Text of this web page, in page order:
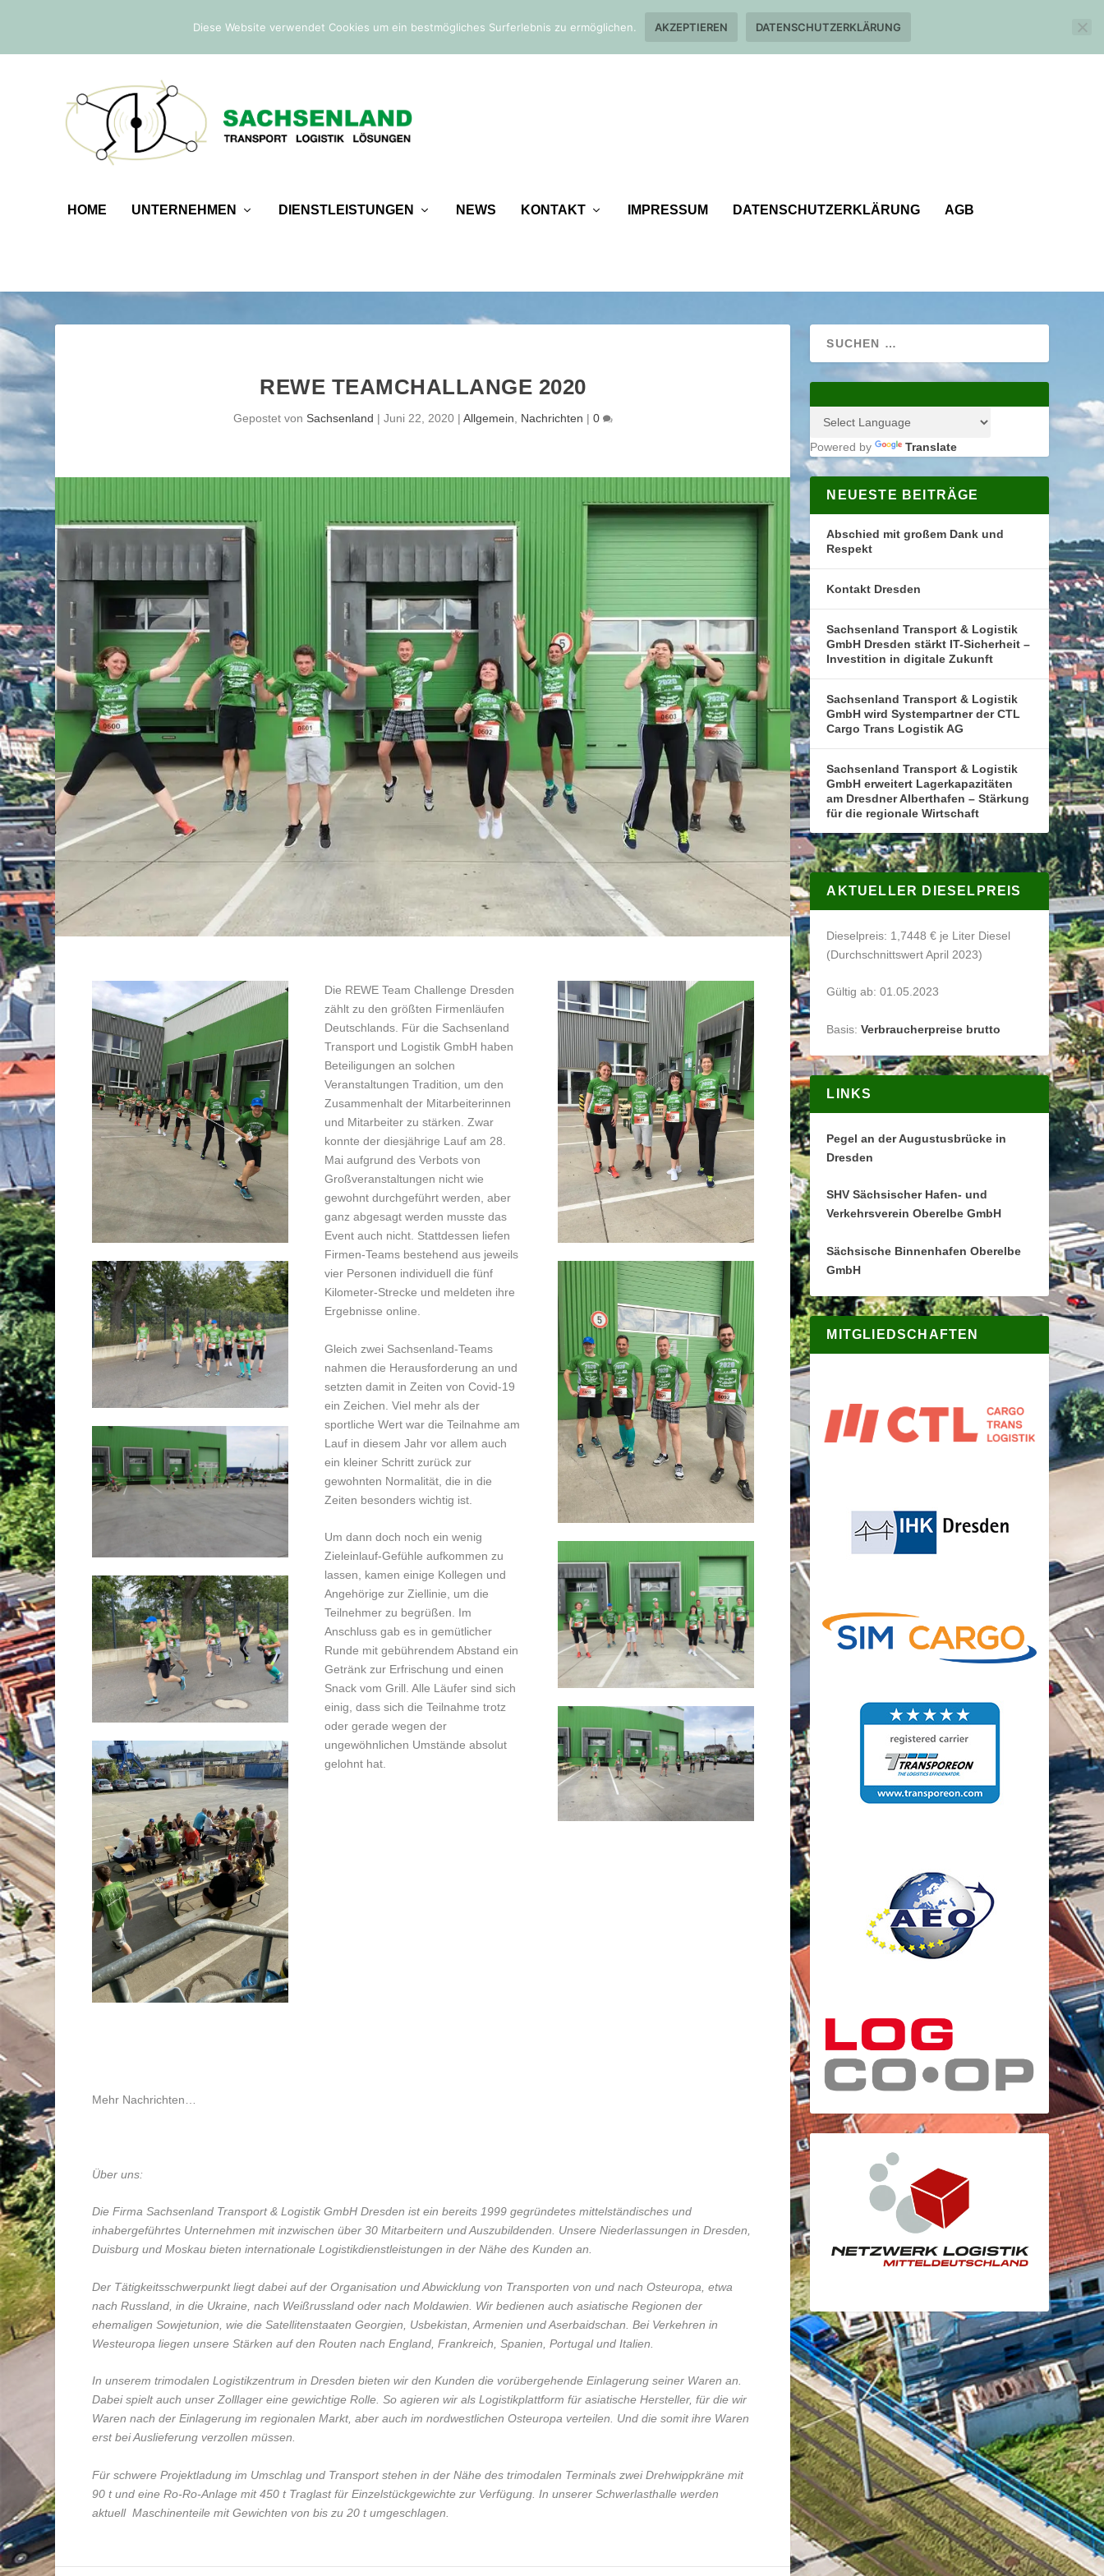
Befreiung von der Sicherheitsleistung
HOME UNTERNEHMEN DIENSTLEISTUNGEN NEWS KONTAKT IMPRESSUM DATENSCHUTZERKLÄRUNG AGB
REWE TEAMCHALLANGE 2020
Gepostet von Sachsenland | Juni 22, 2020| Allgemein Nachrichten | 0
Die REWE Team Challenge Dresden
zählt zu den größten Firmenläufen
Deutschlands. Für die Sachsenland
Transport und Logistik GmbH haben
Beteiligungen an solchen
Veranstaltungen Tradition, um den
Zusammenhalt der Mitarbeiterinnen
und Mitarbeiter zu stärken. Zwar
konnte der diesjährige Lauf am 28.
Mai aufgrund des Verbots von
Großveranstaltungen nicht wie
gewohnt durchgeführt werden, aber
ganz abgesagt werden musste das
Event auch nicht. Stattdessen liefen
Firmen-Teams bestehend aus jeweils
vier Personen individuell die fünf
Kilometer-Strecke und meldeten ihre
Ergebnisse online.
Gleich zwei Sachsenland-Teams
nahmen die Herausforderung an und
setzten damit in Zeiten von Covid-19
ein Zeichen. Viel mehr als der
sportliche Wert war die Teilnahme am
Lauf in diesem Jahr vor allem auch
ein kleiner Schritt zurück zur
gewohnten Normalität, die in die
Zeiten besonders wichtig ist.
Um dann doch noch ein wenig
Zieleinlauf-Gefühle aufkommen zu
lassen, kamen einige Kollegen und
Angehörige zur Ziellinie, um die
Teilnehmer zu begrüßen. Im
Anschluss gab es in gemütlicher
Runde mit gebührendem Abstand ein
Getränk zur Erfrischung und einen
Snack vom Grill. Alle Läufer sind sich
einig, dass sich die Teilnahme trotz
oder gerade wegen der
ungewöhnlichen Umstände absolut
gelohnt hat.
Mehr Nachrichten…
Über uns:
Die Firma Sachsenland Transport & Logistik GmbH Dresden ist ein bereits 1999 gegründetes mittelständisches und
inhabergeführtes Unternehmen mit inzwischen über 30 Mitarbeitern und Auszubildenden. Unsere Niederlassungen in Dresden,
Duisburg und Moskau bieten internationale Logistikdienstleistungen in der Nähe des Kunden an.
Der Tätigkeitsschwerpunkt liegt dabei auf der Organisation und Abwicklung von Transporten von und nach Osteuropa, etwa
nach Russland, in die Ukraine, nach Weißrussland oder nach Moldawien. Wir bedienen auch asiatische Regionen der
ehemaligen Sowjetunion, wie die Satellitenstaaten Georgien, Usbekistan, Armenien und Aserbaidschan. Bei Verkehren in
Westeuropa liegen unsere Stärken auf den Routen nach England, Frankreich, Spanien, Portugal und Italien.
In unserem trimodalen Logistikzentrum in Dresden bieten wir den Kunden die vorübergehende Einlagerung seiner Waren an.
Dabei spielt auch unser Zolllager eine gewichtige Rolle. So agieren wir als Logistikplattform für asiatische Hersteller, für die wir
Waren nach der Einlagerung im regionalen Markt, aber auch im nordwestlichen Osteuropa verteilen. Und die somit ihre Waren
erst bei Auslieferung verzollen müssen.
Für schwere Projektladung im Umschlag und Transport stehen in der Nähe des trimodalen Terminals zwei Drehwippkräne mit
90 t und eine Ro-Ro-Anlage mit 450 t Traglast für Einzelstückgewichte zur Verfügung. In unserer Schwerlasthalle werden
aktuell Maschinenteile mit Gewichten von bis zu 20 t umgeschlagen.
Powered by Translate
NEUESTE BEITRÄGE
Abschied mit großem Dank und
Respekt
Kontakt Dresden
Sachsenland Transport & Logistik
GmbH Dresden stärkt IT-Sicherheit –
Investition in digitale Zukunft
Sachsenland Transport & Logistik
GmbH wird Systempartner der CTL
Cargo Trans Logistik AG
Sachsenland Transport & Logistik
GmbH erweitert Lagerkapazitäten
am Dresdner Alberthafen – Stärkung
für die regionale Wirtschaft
AKTUELLER DIESELPREIS
Dieselpreis: 1,7448 € je Liter Diesel
(Durchschnittswert April 2023)
Gültig ab: 01.05.2023
Basis:Verbraucherpreise brutto
LINKS
Pegel an der Augustusbrücke in
Dresden
SHV Sächsischer Hafen- und
Verkehrsverein Oberelbe GmbH
Sächsische Binnenhafen Oberelbe
GmbH
MITGLIEDSCHAFTEN
Diese Website verwendet Cookies um ein bestmögliches Surferlebnis zu ermöglichen. AKZEPTIEREN DATENSCHUTZERKLÄRUNG